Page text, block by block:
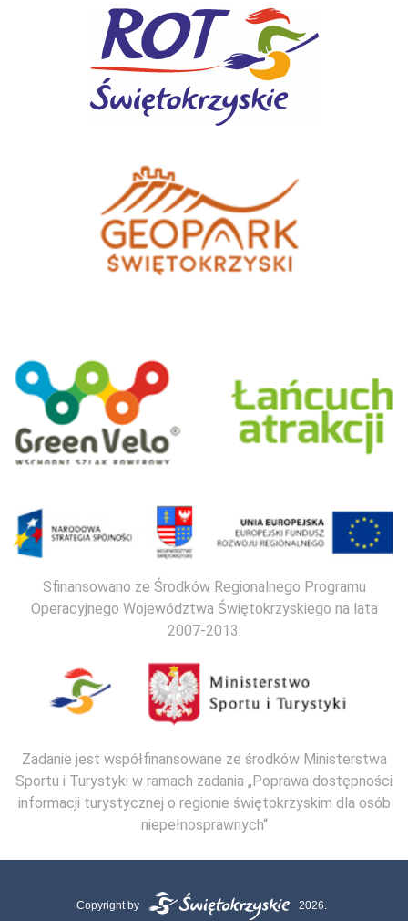
Sfinansowano ze Środków Regionalnego Programu
Operacyjnego Województwa Świętokrzyskiego na lata
2007-2013.
Zadanie jest współfinansowane ze środków Ministerstwa
Sportu i Turystyki w ramach zadania „Poprawa dostępności
informacji turystycznej o regionie świętokrzyskim dla osób
niepełnosprawnych“
Copyright by 2026.